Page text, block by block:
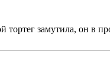
тортег замутила, он в